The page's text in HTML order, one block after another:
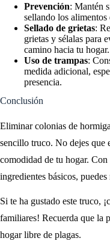
Prevención: Mantén
sellando los alimentos
Sellado de grietas:
grietas y sélalas para
camino hacia tu hogar.
Uso de trampas:
medida adicional,
presencia.
Conclusión
Eliminar colonias de
sencillo truco. No dejes que
comodidad de tu hogar.
ingredientes básicos,
Si te ha gustado este truco,
familiares! Recuerda que la
hogar libre de plagas.